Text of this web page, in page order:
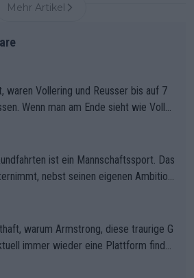
Mehr Artikel
waren Vollering und Reusser bis auf 7
Wenn man am Ende sieht wie Voller
Niewiadoma nicht geschlossen hat un
lassen. Ein schwerer taktischer
kosten wird.Diese Beobachtung trifft
Vollering in diesem Moment war das e
das Katarzyna Niewiadoma die Tür z
hat.Das taktische Dilemma am Mon
Falle: Vollering spekulierte in die
Marlen Reusser im Gelben Trikot die N
ist ein Mannschaftssport. Das
nebst seinen eigenen Ambition
stark zu machen und konkret am Erf
ganz hoch anzurechnen. Das ist ein Zei
hinaus.
warum Armstrong, diese traurige G
immer wieder eine Plattform finde